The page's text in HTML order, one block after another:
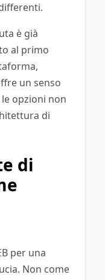
è già
al primo
un senso
opzioni non
di
di
per una
Non come